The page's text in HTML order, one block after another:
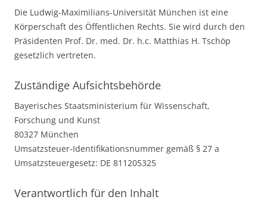
Die Ludwig-Maximilians-Universität München ist eine
Körperschaft des Öffentlichen Rechts. Sie wird durch den
Präsidenten Prof. Dr. med. Dr. h.c. Matthias H. Tschöp
gesetzlich vertreten.
Zuständige Aufsichtsbehörde
Bayerisches Staatsministerium für Wissenschaft,
Forschung und Kunst
80327 München
Umsatzsteuer-Identifikationsnummer gemäß § 27 a
Umsatzsteuergesetz: DE 811205325
Verantwortlich für den Inhalt